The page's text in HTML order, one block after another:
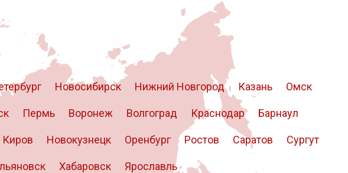
Новосибирск Нижний Новгород Казань Омск
Пермь Воронеж Волгоград Краснодар Барнаул
Киров Новокузнецк Оренбург Ростов Саратов Сургут
Хабаровск Ярославль